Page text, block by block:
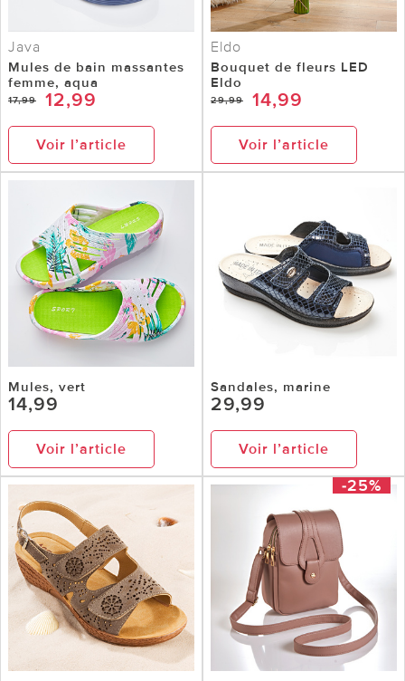
Java
Mules de bain massantes
femme, aqua
17,99 12,99
Voir l’article
Eldo
Bouquet de fleurs LED
Eldo
29,99 14,99
Voir l’article
Mules, vert
14,99
Voir l’article
Sandales, marine
29,99
Voir l’article
-25%